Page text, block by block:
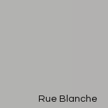
Rue Blanche